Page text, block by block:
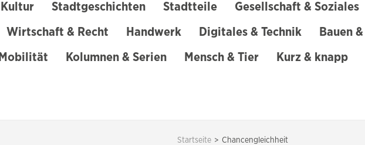
Kultur Stadtgeschichten Stadtteile Gesellschaft & Soziales
Wirtschaft & Recht Handwerk Digitales & Technik Bauen
Mobilität Kolumnen & Serien Mensch & Tier Kurz & knapp
Startseite > Chancengleichheit